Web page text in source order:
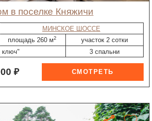
в поселке Княжичи
МИНСКОЕ ШОССЕ
площадь 260 м2
участок 2 сотки
ключ"
3 спальни
₽